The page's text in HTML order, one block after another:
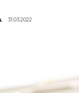
31.03.2022